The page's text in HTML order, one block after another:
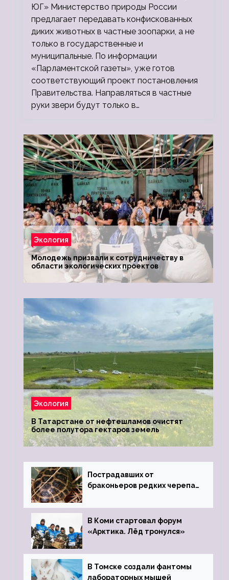
ЮГ» Министерство природы России
предлагает передавать конфискованных
диких животных в частные зоопарки, а не
только в государственные и
муниципальные. По информации
«Парламентской газеты», уже готов
соответствующий проект постановления
Правительства. Направляться в частные
руки звери будут только в…
Экология
Молодежь призвали к сотрудничеству в
области экологических проектов
Экология
В Татарстане от нефтешламов очистят
более полутора гектаров земель
Пострадавших от
браконьеров редких черепах
зоопарк
В Коми стартовал форум
«Арктика. Лёд тронулся»
В Томске создали фантомы
лабораторных мышей